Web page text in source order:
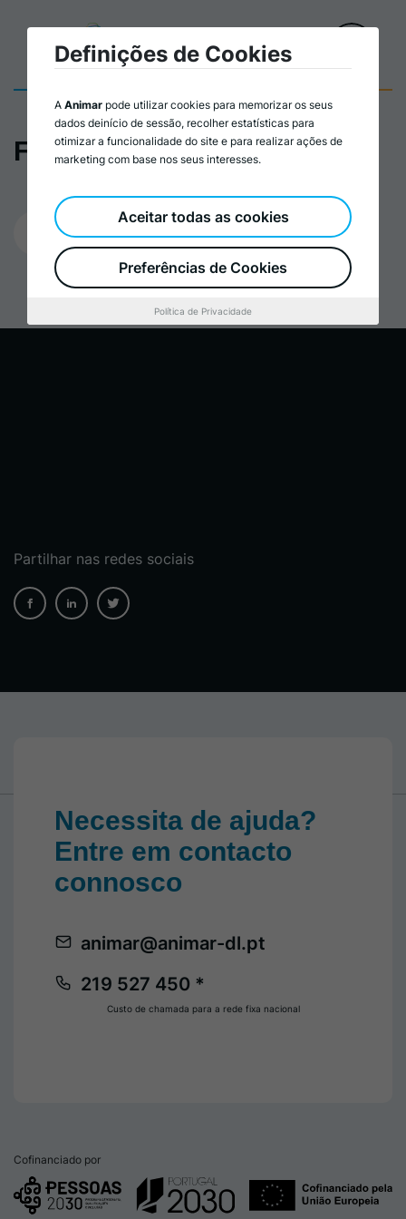
Formação CCSR_cartaz
07/08/2024
Partilhar nas redes sociais
Necessita de ajuda?
Entre em contacto
connosco
219 527 450 *
animar@animar-dl.pt
Custo de chamada para a rede fixa nacional
Cofinanciado por
Definições de Cookies
A Animar pode utilizar cookies para memorizar os seus
dados deinício de sessão, recolher estatísticas para
otimizar a funcionalidade do site e para realizar ações de
marketing com base nos seus interesses.
Preferências de Cookies
Aceitar todas as cookies
Política de Privacidade